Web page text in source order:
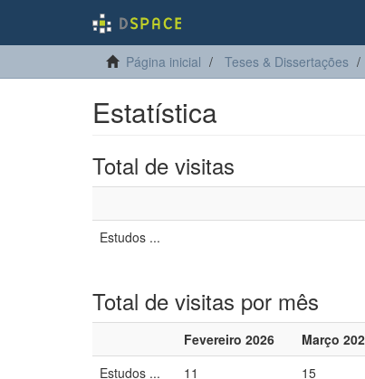
Página inicial Teses & Dissertações
Estatística
Total de visitas
Estudos ...
Total de visitas por mês
Fevereiro 2026 Março
Estudos ...
11 15